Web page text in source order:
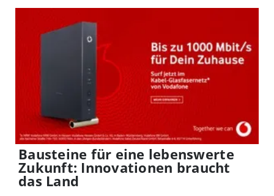
Bausteine für eine lebenswerte
Zukunft: Innovationen braucht
das Land